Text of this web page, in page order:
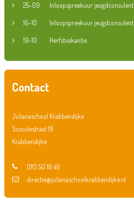
25-09 Inloopspreekuur jeugdconsulent
16-10 Inloopspreekuur jeugdconsulent
19-10 Herfstvakantie
Contact
Julianaschool Krabbendijke
Scoudestraat 19
Krabbendijke
0113 50 18 46
directie@julianaschoolkrabbendijke.nl